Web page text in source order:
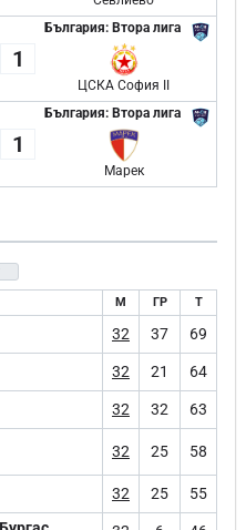
България: Втора лига
1
ЦСКА София II
България: Втора лига
1
Марек
М ГР Т
32 37 69
32 21 64
32 32 63
32 25 58
32 25 55